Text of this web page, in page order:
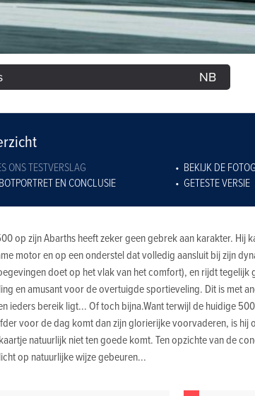
NB
ONS TESTVERSLAG
BEKIJK DE
EN CONCLUSIE
GETESTE VERSIE
op zijn Abarths heeft zeker geen gebrek aan karakter. Hij
motor en op een onderstel dat volledig aansluit bij zijn
doet op het vlak van het comfort), en rijdt tegelijk
en amusant voor de overtuigde sportieveling. Dit is met
ieders bereik ligt... Of toch bijna.Want terwijl de huidige
voor de dag komt dan zijn glorierijke voorvaderen, is hij
natuurlijk niet ten goede komt. Ten opzichte van de
op natuurlijke wijze gebeuren...